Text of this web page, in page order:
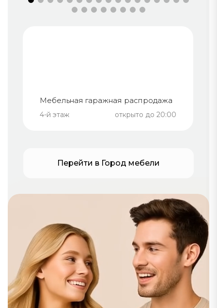
Мебельная гаражная распродажа
4-й этаж открыто до 20:00
Перейти в Город мебели